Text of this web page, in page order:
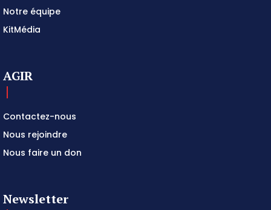
Notre équipe
KitMédia
AGIR
Contactez-nous
Nous rejoindre
Nous faire un don
Newsletter